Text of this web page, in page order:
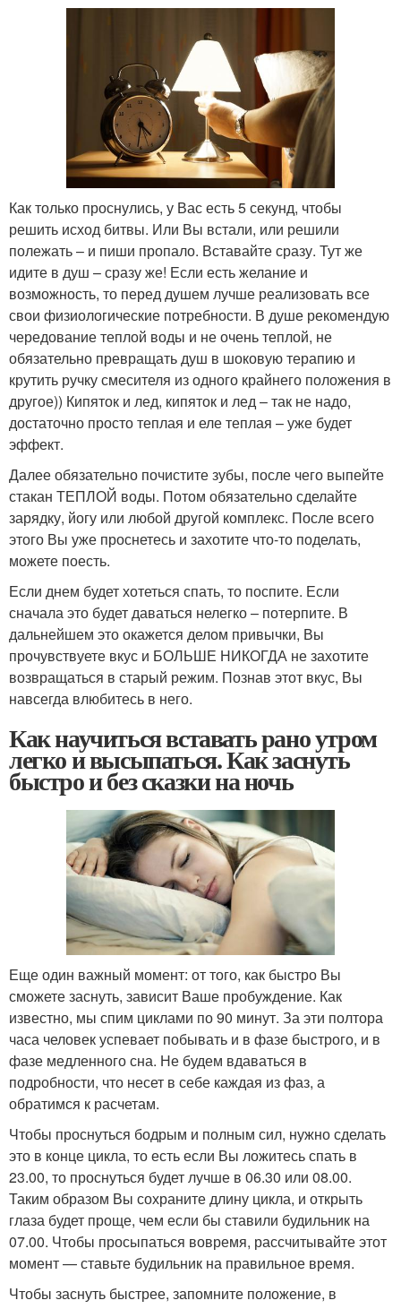
Как только проснулись, у Вас есть 5 секунд, чтобы
решить исход битвы. Или Вы встали, или решили
полежать – и пиши пропало. Вставайте сразу. Тут же
идите в душ – сразу же! Если есть желание и
возможность, то перед душем лучше реализовать все
свои физиологические потребности. В душе рекомендую
чередование теплой воды и не очень теплой, не
обязательно превращать душ в шоковую терапию и
крутить ручку смесителя из одного крайнего положения в
другое)) Кипяток и лед, кипяток и лед – так не надо,
достаточно просто теплая и еле теплая – уже будет
эффект.
Далее обязательно почистите зубы, после чего выпейте
стакан ТЕПЛОЙ воды. Потом обязательно сделайте
зарядку, йогу или любой другой комплекс. После всего
этого Вы уже проснетесь и захотите что-то поделать,
можете поесть.
Если днем будет хотеться спать, то поспите. Если
сначала это будет даваться нелегко – потерпите. В
дальнейшем это окажется делом привычки, Вы
прочувствуете вкус и БОЛЬШЕ НИКОГДА не захотите
возвращаться в старый режим. Познав этот вкус, Вы
навсегда влюбитесь в него.
Как научиться вставать рано утром
легко и высыпаться. Как заснуть
быстро и без сказки на ночь
Еще один важный момент: от того, как быстро Вы
сможете заснуть, зависит Ваше пробуждение. Как
известно, мы спим циклами по 90 минут. За эти полтора
часа человек успевает побывать и в фазе быстрого, и в
фазе медленного сна. Не будем вдаваться в
подробности, что несет в себе каждая из фаз, а
обратимся к расчетам.
Чтобы проснуться бодрым и полным сил, нужно сделать
это в конце цикла, то есть если Вы ложитесь спать в
23.00, то проснуться будет лучше в 06.30 или 08.00.
Таким образом Вы сохраните длину цикла, и открыть
глаза будет проще, чем если бы ставили будильник на
07.00. Чтобы просыпаться вовремя, рассчитывайте этот
момент — ставьте будильник на правильное время.
Чтобы заснуть быстрее, запомните положение, в